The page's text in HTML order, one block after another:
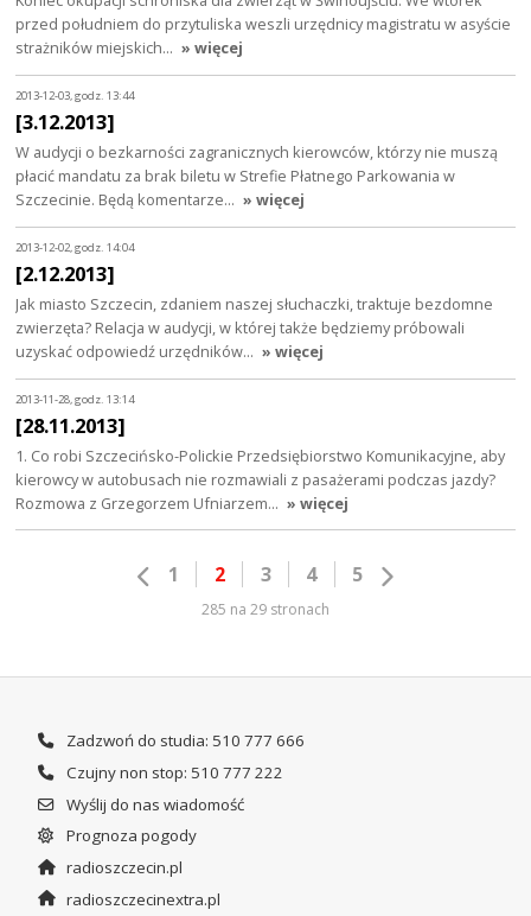
przed południem do przytuliska weszli urzędnicy magistratu w asyście
strażników miejskich… » więcej
2013-12-03, godz. 13:44
[3.12.2013]
W audycji o bezkarności zagranicznych kierowców, którzy nie muszą
płacić mandatu za brak biletu w Strefie Płatnego Parkowania w
Szczecinie. Będą komentarze… » więcej
2013-12-02, godz. 14:04
[2.12.2013]
Jak miasto Szczecin, zdaniem naszej słuchaczki, traktuje bezdomne
zwierzęta? Relacja w audycji, w której także będziemy próbowali
uzyskać odpowiedź urzędników… » więcej
2013-11-28, godz. 13:14
[28.11.2013]
1. Co robi Szczecińsko-Polickie Przedsiębiorstwo Komunikacyjne, aby
kierowcy w autobusach nie rozmawiali z pasażerami podczas jazdy?
Rozmowa z Grzegorzem Ufniarzem… » więcej
1 2 3 4 5
285 na 29 stronach
Zadzwoń do studia: 510 777 666
Czujny non stop: 510 777 222
Wyślij do nas wiadomość
Prognoza pogody
radioszczecin.pl
radioszczecinextra.pl